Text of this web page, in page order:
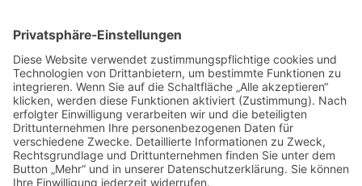
Hier bahnt sich etwas Großes an! Unser Shop ist in
Arbeit und wird bald veröffentlicht!